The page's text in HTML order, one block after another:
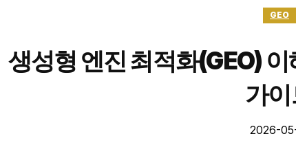
GEO
생성형 엔진 최적화(GEO)
가
2026-